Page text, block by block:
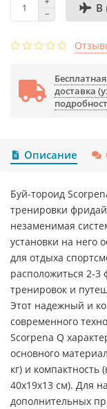
В
Бесплатная
доставка
Описание
Буй-тороид
тренировки
незаменимая
установки на него
для отдыха
расположиться 2-
тренировок и
Этот надежный и
современного
Scorpena Q
основного
кг) и
40х19х13 см). Для
дополнительных